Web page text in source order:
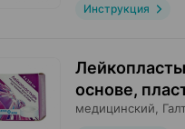
Инструкция
основе,
медицинский,